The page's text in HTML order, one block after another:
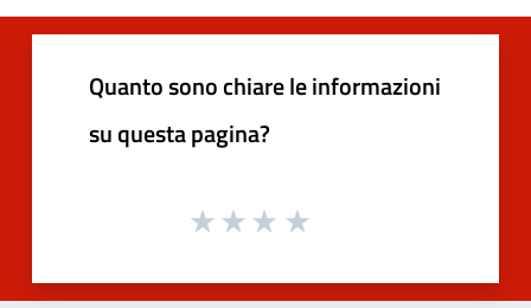
Quanto sono chiare le informazioni
su questa pagina?